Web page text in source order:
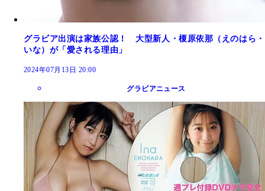
グラビア出演は家族公認！ 大型新人・榎原依那（えのはら・
いな）が「愛される理由」
2024年07月13日 20:00
グラビアニュース